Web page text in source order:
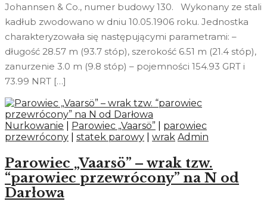
Johannsen & Co., numer budowy 130. Wykonany ze stali
kadłub zwodowano w dniu 10.05.1906 roku. Jednostka
charakteryzowała się następującymi parametrami: –
długość 28.57 m (93.7 stóp), szerokość 6.51 m (21.4 stóp),
zanurzenie 3.0 m (9.8 stóp) – pojemności 154.93 GRT i
73.99 NRT […]
Nurkowanie Parowiec „Vaarsö”
parowiec
przewrócony
statek parowy wrak Admin
Parowiec „Vaarsö” – wrak tzw.
“parowiec przewrócony” na N od
Darłowa